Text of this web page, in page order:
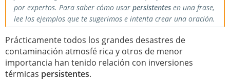
por expertos. Para saber cómo usar persistentes en una frase,
lee los ejemplos que te sugerimos e intenta crear una oración.
Prácticamente todos los grandes desastres de
contaminación atmosfé rica y otros de menor
importancia han tenido relación con inversiones
térmicas persistentes.